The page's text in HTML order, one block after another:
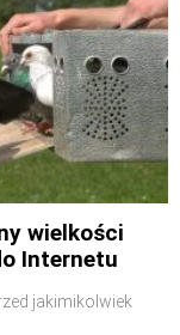
wielkości
Internetu
jakimikolwiek